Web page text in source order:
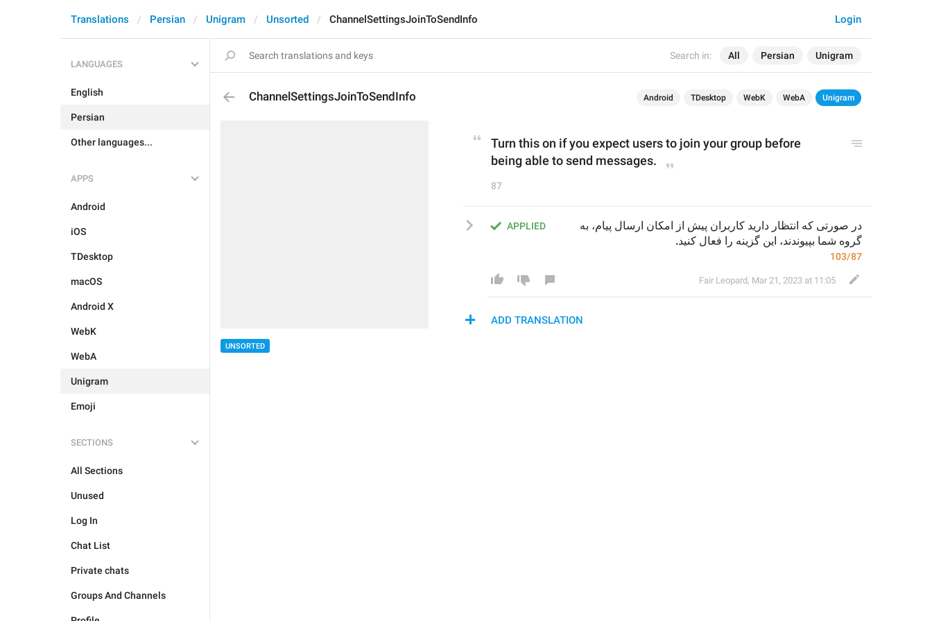
Search in: All Persian Unigram
Login
Translations Persian Unigram Unsorted ChannelSettingsJoinToSendInfo
LANGUAGES
English
Persian
Other languages...
APPS
Android
iOS
TDesktop
macOS
Android X
WebK
WebA
Unigram
Emoji
SECTIONS
All Sections
Unused
Log In
Chat List
Private chats
Groups And Channels
ChannelSettingsJoinToSendInfo Android TDesktop WebK WebA Unigram
UNSORTED
Turn this on if you expect users to join your group before
being able to send messages.
87
APPLIED
گروه شما بپیوندند، این گزینه را فعال کنید.
103/87
Fair Leopard, Mar 21, 2023 at 11:05
ADD TRANSLATION